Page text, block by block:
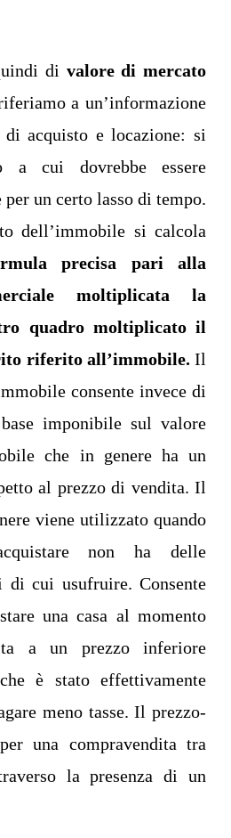
di valore di mercato
a un’informazione
acquisto e locazione: si
a cui dovrebbe essere
un certo lasso di tempo.
dell’immobile si calcola
precisa pari alla
moltiplicata la
quadro moltiplicato il
riferito all’immobile. Il
consente invece di
imponibile sul valore
che in genere ha un
al prezzo di vendita. Il
viene utilizzato quando
non ha delle
di cui usufruire. Consente
una casa al momento
a un prezzo inferiore
è stato effettivamente
meno tasse. Il prezzo-
una compravendita tra
la presenza di un